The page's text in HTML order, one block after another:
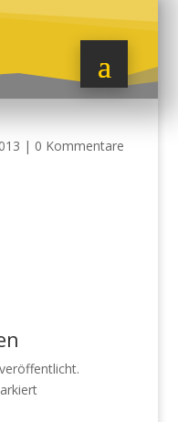
| 0 Kommentare